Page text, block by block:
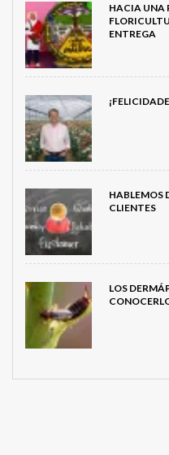
HACIA UNA
ENTREGA
HABLEMOS
CLIENTES
LOS